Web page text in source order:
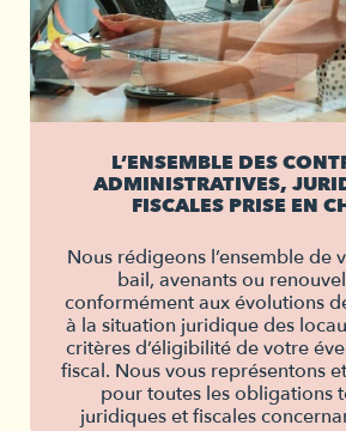
L’ENSEMBLE DES
ADMINISTRATIVES,
FISCALES PRISE EN
Nous rédigeons l’ensemble de
bail, avenants ou
conformément aux évolutions
à la situation juridique des
critères d’éligibilité de votre
fiscal. Nous vous représentons
pour toutes les obligations
juridiques et fiscales